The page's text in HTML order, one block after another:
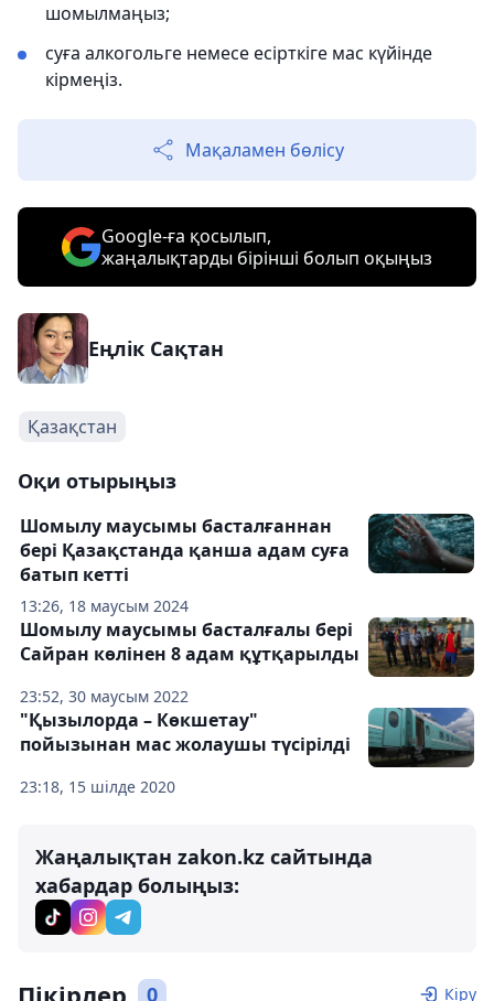
шомылмаңыз;
суға алкогольге немесе есірткіге мас күйінде
кірмеңіз.
Мақаламен бөлісу
Google-ға қосылып,
жаңалықтарды бірінші болып оқыңыз
Еңлік Сақтан
Қазақстан
Оқи отырыңыз
13:26, 18 маусым 2024
Шомылу маусымы басталғаннан
бері Қазақстанда қанша адам суға
батып кетті
23:52, 30 маусым 2022
Шомылу маусымы басталғалы бері
Сайран көлінен 8 адам құтқарылды
23:18, 15 шілде 2020
"Қызылорда – Көкшетау"
пойызынан мас жолаушы түсірілді
Жаңалықтан zakon.kz сайтында
хабардар болыңыз:
Пікірлер 0 Кіру